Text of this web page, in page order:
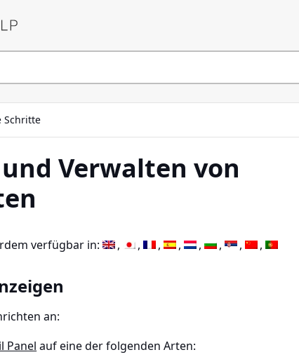
Schritte
Verwalten von
verfügbar in:
an:
Panel auf eine der folgenden Arten: